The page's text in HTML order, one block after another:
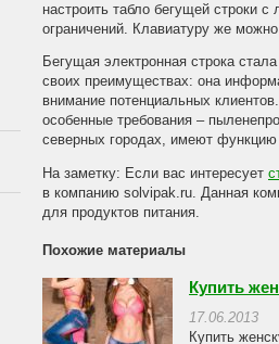
настроить табло бегущей строки
ограничений. Клавиатуру же
Бегущая электронная строка
своих преимуществах: она
внимание потенциальных
особенные требования –
северных городах, имеют функцию
На заметку: Если вас интересует
в компанию solvipak.ru. Данная
для продуктов питания.
Похожие материалы
Купить
17.06.2013
Купить